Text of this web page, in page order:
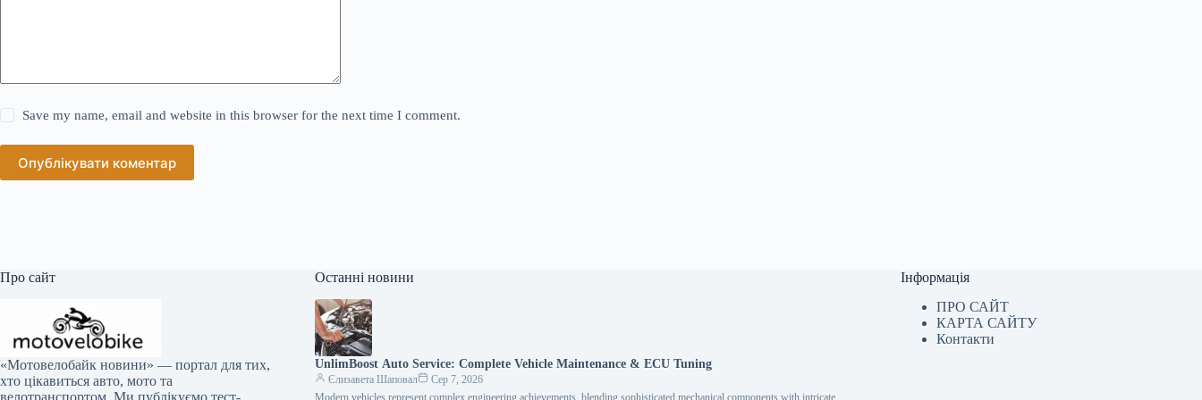
Save my name, email and website in this browser for the next time I comment.
Опублікувати коментар
Про сайт
«Мотовелобайк новини» — портал для тих,
хто цікавиться авто, мото та
Останні новини
UnlimBoost Auto Service: Complete Vehicle Maintenance & ECU Tuning
Єлизавета Шаповал
Сер 7, 2026
Modern vehicles represent complex engineering achievements, blending sophisticated mechanical components with intricate
Інформація
ПРО САЙТ
КАРТА САЙТУ
Контакти